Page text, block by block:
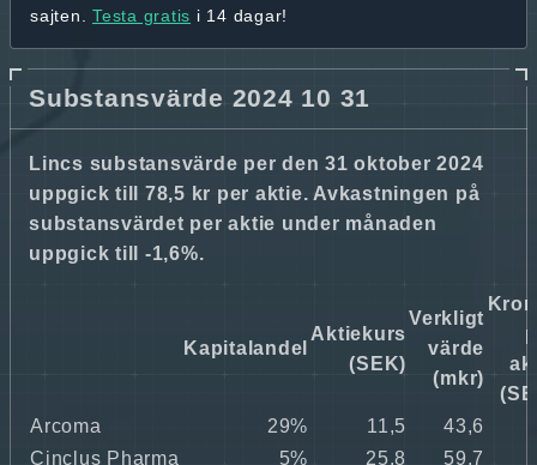
sajten. Testa gratis i 14 dagar!
Substansvärde 2024 10 31
Lincs substansvärde per den 31 oktober 2024
uppgick till 78,5 kr per aktie. Avkastningen på
substansvärdet per aktie under månaden
uppgick till -1,6%.
Kapitalandel
Aktiekurs
(SEK)
Verkligt
värde
(mkr)
Arcoma
29% 11,5 43,6
Cinclus Pharma
5% 25,8 59,7